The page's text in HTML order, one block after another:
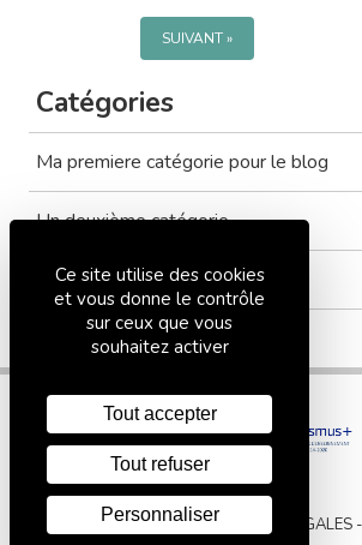
SUIVANT
Catégories
Ma premiere catégorie pour le blog
Un deuxième catégorie
Tout voir
PLAN DU SITE MENTIONS LÉGALES
Ce site utilise des cookies
et vous donne le contrôle
sur ceux que vous
souhaitez activer
Tout accepter
Tout refuser
Personnaliser